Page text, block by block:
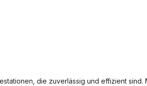
die zuverlässig und effizient sind.